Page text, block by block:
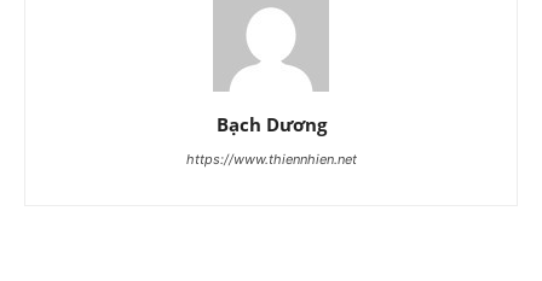
Bạch Dương
https://www.thiennhien.net